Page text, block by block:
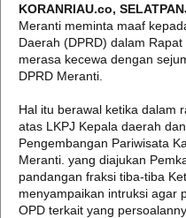
KORANRIAU.co,
Meranti meminta maaf
Daerah (DPRD) dalam
merasa kecewa dengan
DPRD Meranti.
Hal itu berawal ketika dalam
atas LKPJ Kepala daerah
Pengembangan Pariwisata
Meranti. yang diajukan
pandangan fraksi tiba-tiba
menyampaikan intruksi agar
OPD terkait yang